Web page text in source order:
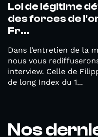
Loi de légitime
des forces de
Fr...
Dans l’entretien de la
nous vous
interview. Celle de
de long Index du 1...
Nos